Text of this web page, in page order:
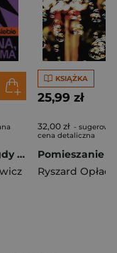
Kim jest ona, gdy mnie nie ma. Eseje w poszukiwaniu siebie
KSIĄŻKA
25,99 zł
32,00 zł -
cena detaliczna
Ryszard